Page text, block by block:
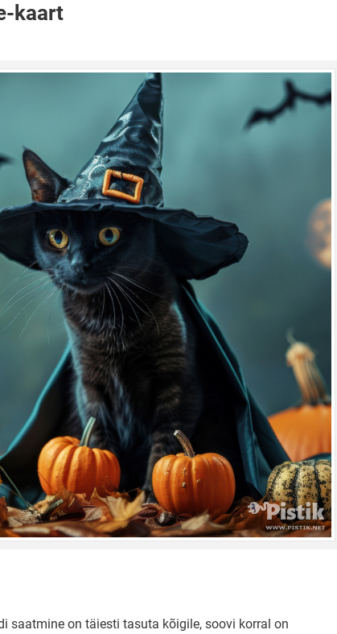
kaart
saatmine on täiesti tasuta kõigile, soovi korral on